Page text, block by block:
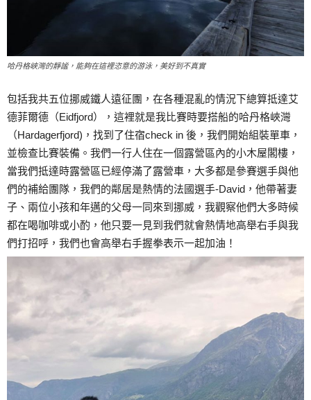
哈丹格峽灣的靜謐，能夠在這裡恣意的游泳，美好到不真實
包括我共五位挪威鐵人遠征團，在各種混亂的情況下總算抵達艾
德菲爾德（Eidfjord），這裡就是我比賽時要搭船的哈丹格峽灣
（Hardagerfjord)，找到了住宿check in 後，我們開始組裝單車，
並檢查比賽裝備。我們一行人住在一個露營區內的小木屋閣樓，
當我們抵達時露營區已經停滿了露營車，大多都是參賽選手與他
們的補給團隊，我們的鄰居是熱情的法國選手-David，他帶著妻
子、兩位小孩和年邁的父母一同來到挪威，我觀察他們大多時候
都在喝咖啡或小酌，他只要一見到我們就會熱情地高舉右手與我
們打招呼，我們也會高舉右手握拳表示一起加油！